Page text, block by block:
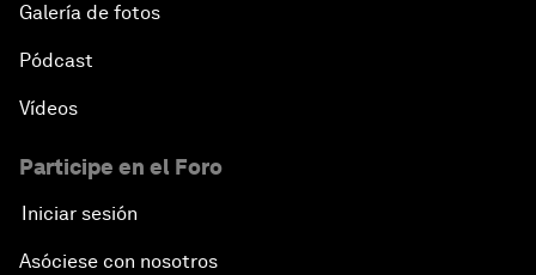
Galería de fotos
Pódcast
Vídeos
Participe en el Foro
Iniciar sesión
Asóciese con nosotros